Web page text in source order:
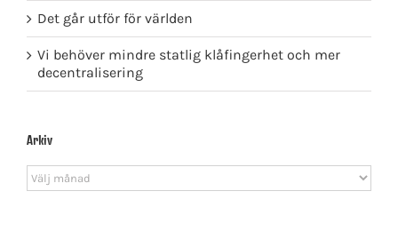
Det går utför för världen
Vi behöver mindre statlig klåfingerhet och mer
decentralisering
Arkiv
Arkiv